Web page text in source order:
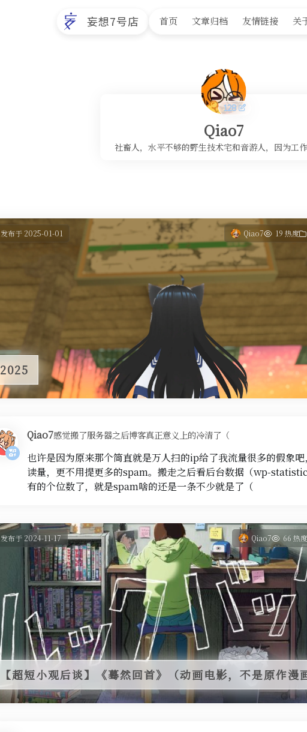
妄想7号店 首页 文章归档 友情链接 关
Qiao7
社畜人，水平不够的野生技术宅和音游人，因为工
发布于 2025-01-01 Qiao7 19 热度
2025
Qiao7感觉搬了服务器之后博客真正意义上的冷清了（
也许是因为原来那个简直就是万人扫的ip给了我流量很多的假象
读量，更不用提更多的spam。搬走之后看后台数据（wp-
有的个位数了，就是spam啥的还是一条不少就是了（
发布于 2024-11-17 Qiao7 66 热度
【超短小观后谈】《蓦然回首》（动画电影，不是原作漫